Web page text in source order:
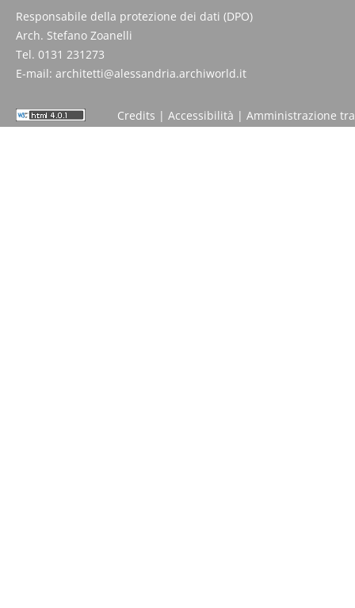
Responsabile della protezione dei dati (DPO)
Arch. Stefano Zoanelli
Tel. 0131 231273
E-mail: architetti@alessandria.archiworld.it
Credits | Accessibilità | Amministrazione